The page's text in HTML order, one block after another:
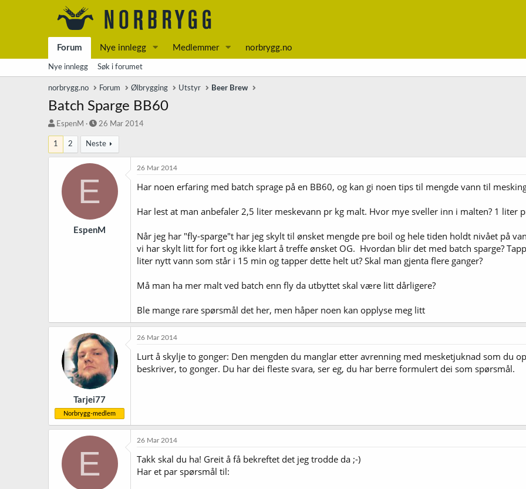
Forum Nye innlegg Medlemmer norbrygg.no
Nye innlegg Søk i forumet
norbrygg.no Forum Ølbrygging Utstyr Beer Brew
Batch Sparge BB60
T
r
å
d
EspenM
S
a
r
t
26 Mar 2014
1 2 Neste
E
EspenM
26 Mar 2014
Har noen erfaring med batch sprage på en BB60, og kan gi noen tips til mengde vann til
Har lest at man anbefaler 2,5 liter meskevann pr kg malt. Hvor mye sveller inn i malten? 1 liter
Når jeg har "fly-sparge"t har jeg skylt til ønsket mengde pre boil og hele tiden holdt nivået på
vi har skylt litt for fort og ikke klart å treffe ønsket OG. Hvordan blir det med batch sparge?
liter nytt vann som står i 15 min og tapper dette helt ut? Skal man gjenta flere ganger?
Må man ha mer malt ved batch enn fly da utbyttet skal være litt dårligere?
Ble mange rare spørsmål det her, men håper noen kan opplyse meg litt
Tarjei77
Norbrygg-medlem
26 Mar 2014
Lurt å skylje to gonger: Den mengden du manglar etter avrenning med mesketjuknad som du
beskriver, to gonger. Du har dei fleste svara, ser eg, du har berre formulert dei som spørsmål.
E
26 Mar 2014
Takk skal du ha! Greit å få bekreftet det jeg trodde da ;-)
Har et par spørsmål til: